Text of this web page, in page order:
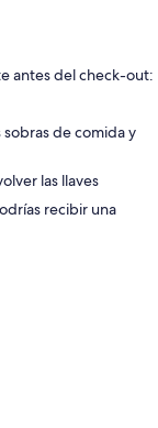
antes del check-out:
de comida y
las llaves
recibir una